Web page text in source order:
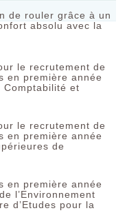
de rouler grâce à un
absolu avec la
le recrutement de
en première année
Comptabilité et
le recrutement de
en première année
de
en première année
l’Environnement
d’Etudes pour la